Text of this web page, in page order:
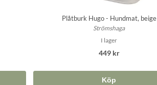
Plåtburk Hugo - Hundmat, beige
Strömshaga
I lager
449 kr
Köp